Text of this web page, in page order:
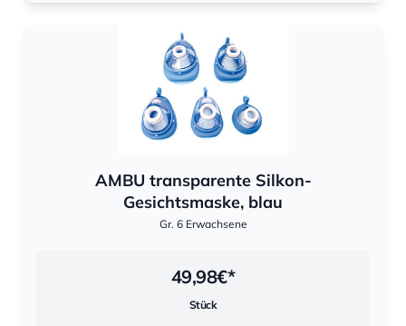
AMBU transparente Silkon-
Gesichtsmaske, blau
Gr. 6 Erwachsene
49,98€*
Stück